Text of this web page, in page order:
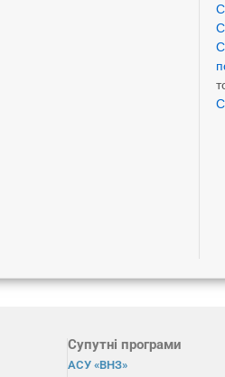
Супутні програми
АСУ «ВНЗ»